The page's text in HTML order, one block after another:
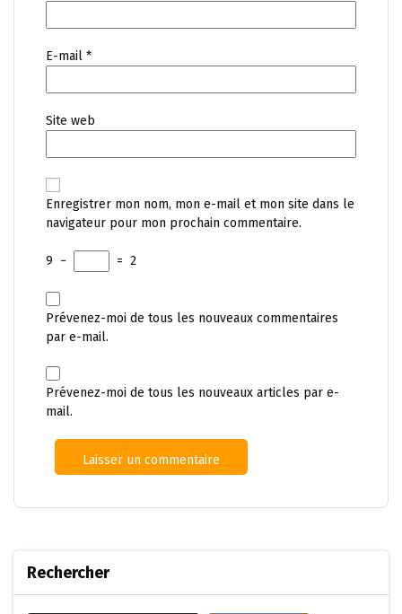
E-mail *
Site web
Enregistrer mon nom, mon e-mail et mon site dans le
navigateur pour mon prochain commentaire.
9 − = 2
Prévenez-moi de tous les nouveaux commentaires
par e-mail.
Prévenez-moi de tous les nouveaux articles par e-
mail.
Rechercher